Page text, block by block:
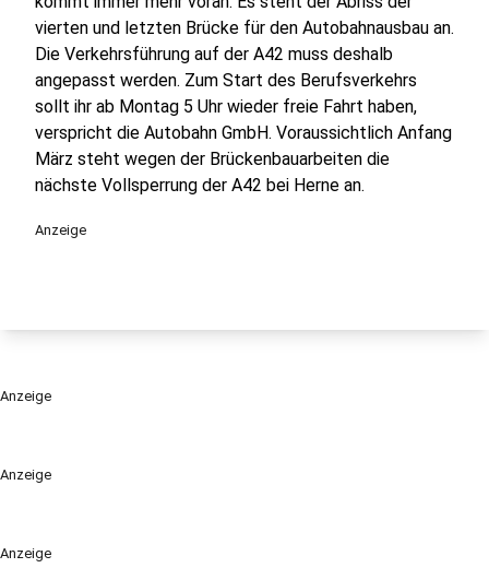
Anzeige
Anzeige
vierten und letzten Brücke für den Autobahnausbau an.
Die Verkehrsführung auf der A42 muss deshalb
angepasst werden. Zum Start des Berufsverkehrs
sollt ihr ab Montag 5 Uhr wieder freie Fahrt haben,
verspricht die Autobahn GmbH. Voraussichtlich Anfang
März steht wegen der Brückenbauarbeiten die
nächste Vollsperrung der A42 bei Herne an.
Anzeige
Anzeige